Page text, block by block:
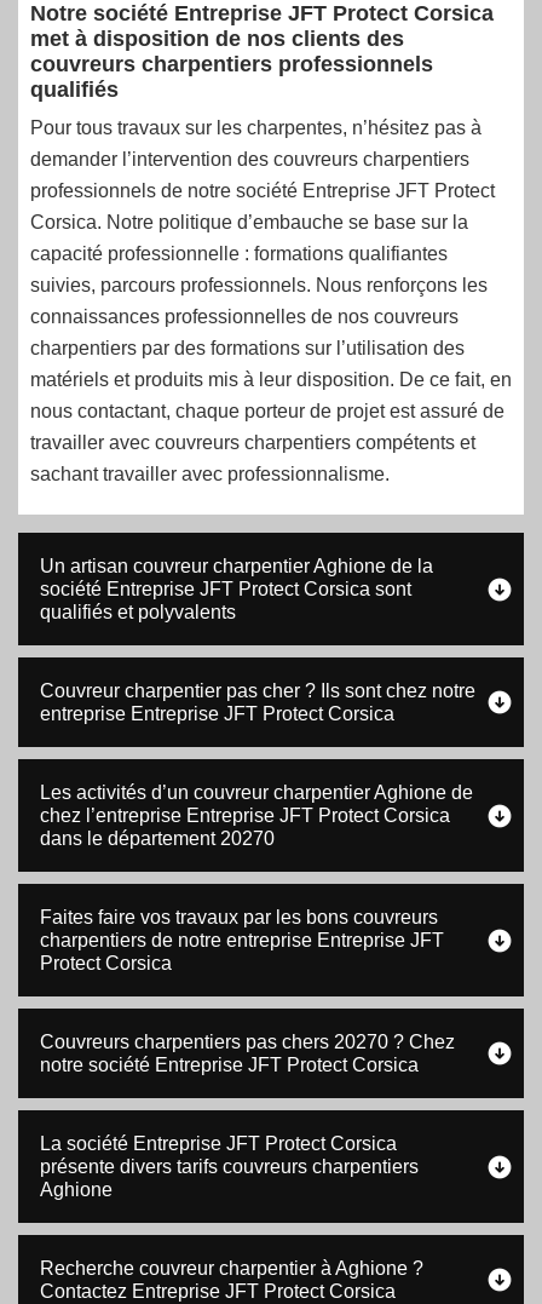
Notre société Entreprise JFT Protect Corsica
met à disposition de nos clients des
couvreurs charpentiers professionnels
qualifiés
Pour tous travaux sur les charpentes, n’hésitez pas à
demander l’intervention des couvreurs charpentiers
professionnels de notre société Entreprise JFT Protect
Corsica. Notre politique d’embauche se base sur la
capacité professionnelle : formations qualifiantes
suivies, parcours professionnels. Nous renforçons les
connaissances professionnelles de nos couvreurs
charpentiers par des formations sur l’utilisation des
matériels et produits mis à leur disposition. De ce fait, en
nous contactant, chaque porteur de projet est assuré de
travailler avec couvreurs charpentiers compétents et
sachant travailler avec professionnalisme.
Un artisan couvreur charpentier Aghione de la
société Entreprise JFT Protect Corsica sont
qualifiés et polyvalents
Couvreur charpentier pas cher ? Ils sont chez notre
entreprise Entreprise JFT Protect Corsica
Les activités d’un couvreur charpentier Aghione de
chez l’entreprise Entreprise JFT Protect Corsica
dans le département 20270
Faites faire vos travaux par les bons couvreurs
charpentiers de notre entreprise Entreprise JFT
Protect Corsica
Couvreurs charpentiers pas chers 20270 ? Chez
notre société Entreprise JFT Protect Corsica
La société Entreprise JFT Protect Corsica
présente divers tarifs couvreurs charpentiers
Aghione
Recherche couvreur charpentier à Aghione ?
Contactez Entreprise JFT Protect Corsica